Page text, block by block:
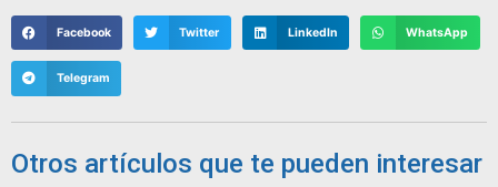
Facebook Twitter LinkedIn WhatsApp
Telegram
Otros artículos que te pueden interesar